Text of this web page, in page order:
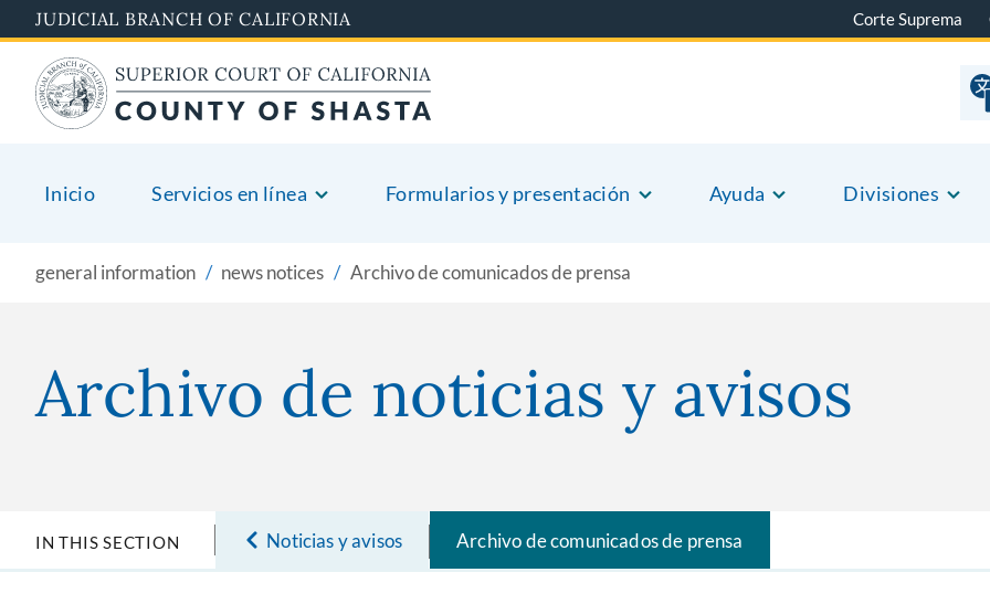
Pasar
al
contenido
principal
JUDICIAL BRANCH OF CALIFORNIA Corte Suprema
Inicio Servicios en línea Formularios y presentación Ayuda Divisiones
general information news notices Archivo de comunicados de prensa
Archivo de noticias y avisos
IN THIS SECTION Noticias y avisos Archivo de comunicados de prensa